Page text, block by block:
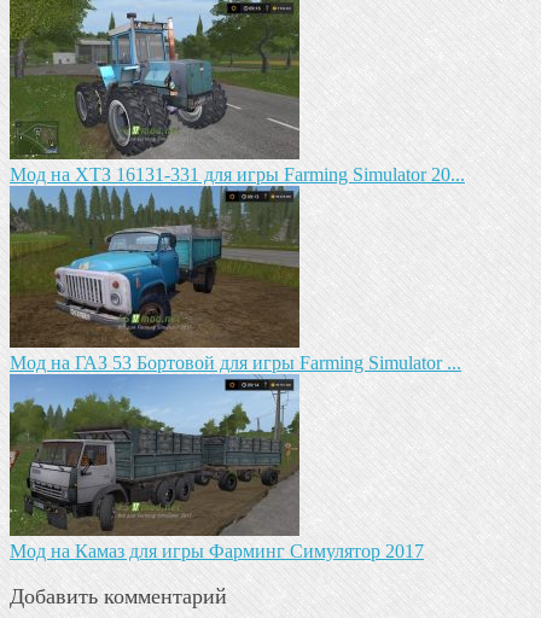
Мод на ХТЗ 16131-331 для игры Farming Simulator 20...
Мод на ГАЗ 53 Бортовой для игры Farming Simulator ...
Mод на Камаз для игры Фарминг Симулятор 2017
Добавить комментарий